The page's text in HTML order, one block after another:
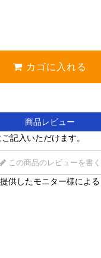
カゴに入れる
商品レビュー
記入いただけます。
この商品のレビューを書く
供したモニター様によ